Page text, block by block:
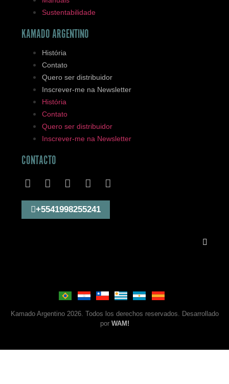
Sustentabilidade
KAMADO ARGENTINO
História
Contato
Quero ser distribuidor
Inscrever-me na Newsletter
História
Contato
Quero ser distribuidor
Inscrever-me na Newsletter
CONTACTO
+5541998255241
Kamado Argentino 2026. Todos los derechos reservados. Desarrollado
por WAM!